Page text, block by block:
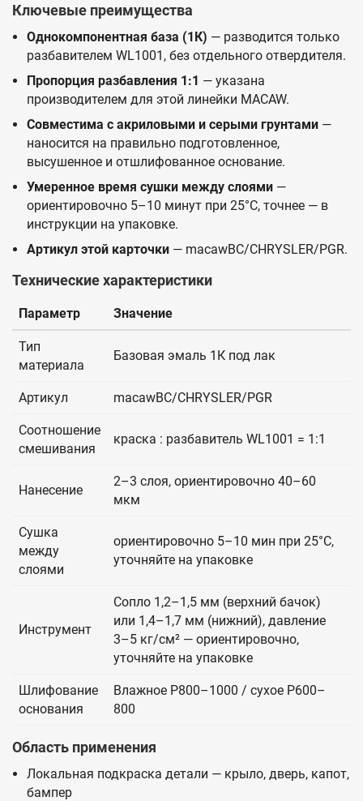
Ключевые преимущества
Однокомпонентная база (1К) — разводится только
разбавителем WL1001, без отдельного отвердителя.
Пропорция разбавления 1:1 — указана
производителем для этой линейки MACAW.
Совместима с акриловыми и серыми грунтами —
наносится на правильно подготовленное,
высушенное и отшлифованное основание.
Умеренное время сушки между слоями —
ориентировочно 5–10 минут при 25°C, точнее — в
инструкции на упаковке.
Артикул этой карточки — macawBC/CHRYSLER/PGR.
Технические характеристики
Параметр Значение
Тип
материала
Базовая эмаль 1К под лак
Артикул macawBC/CHRYSLER/PGR
Соотношение
смешивания
краска : разбавитель WL1001 = 1:1
Нанесение
2–3 слоя, ориентировочно 40–60
мкм
Сушка
между
слоями
ориентировочно 5–10 мин при 25°C,
уточняйте на упаковке
Инструмент
Сопло 1,2–1,5 мм (верхний бачок)
или 1,4–1,7 мм (нижний), давление
3–5 кг/см² — ориентировочно,
уточняйте на упаковке
Шлифование
основания
Влажное P800–1000 / сухое P600–
800
Область применения
Локальная подкраска детали — крыло, дверь, капот,
бампер